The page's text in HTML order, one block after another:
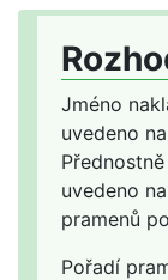
Jméno
uvedeno
uvedeno
pramenů
Pořadí